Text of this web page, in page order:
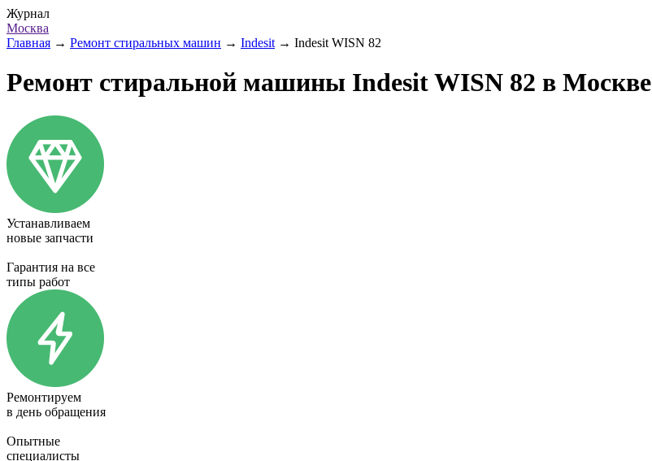
Журнал
Москва
Главная → Ремонт стиральных машин → Indesit → Indesit WISN 82
Ремонт стиральной машины Indesit WISN 82 в Москве
Устанавливаем
новые запчасти
Гарантия на все
типы работ
Ремонтируем
в день обращения
Опытные
специалисты